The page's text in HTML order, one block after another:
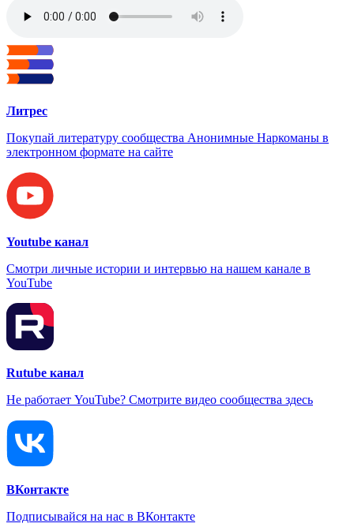
Литрес
Покупай литературу сообщества Анонимные Наркоманы в
электронном формате на сайте
Youtube канал
Смотри личные истории и интервью на нашем канале в
YouTube
Rutube канал
Не работает YouTube? Смотрите видео сообщества здесь
ВКонтакте
Подписывайся на нас в ВКонтакте